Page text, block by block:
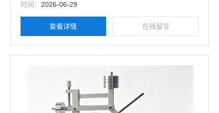
（JIS規範0.5mm/秒）移動試驗平台，另配三菱標準鉛筆
6B~6H各1支，共14支、砝碼一組。測試結果準確，操作簡
时间： 2026-06-29
查看详情 在线留言